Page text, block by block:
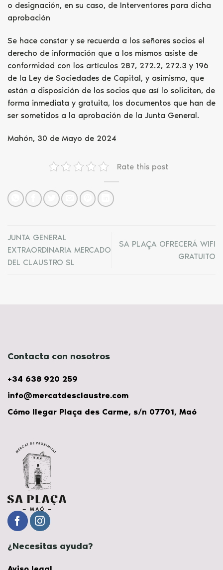
o designación, en su caso, de Interventores para dicha
aprobación
Se hace constar y se recuerda a los señores socios el
derecho de información que a los mismos asiste de
conformidad con los artículos 287, 272.2, 272.3 y 196
de la Ley de Sociedades de Capital, y asimismo, que
están a disposición de los socios que así lo soliciten, de
forma inmediata y gratuita, los documentos que han de
ser sometidos a la aprobación de la Junta General.
Mahón, 30 de Mayo de 2024
Rate this post
JUNTA GENERAL
EXTRAORDINARIA MERCADO
DEL CLAUSTRO SL
SA PLAÇA OFRECERÁ WIFI
GRATUITO
Contacta con nosotros
+34 638 920 259
info@mercatdesclaustre.com
Cómo llegar Plaça des Carme, s/n 07701, Maó
¿Necesitas ayuda?